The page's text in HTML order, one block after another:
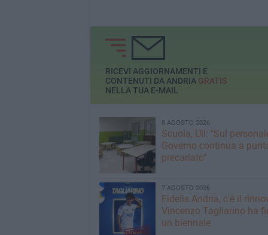
RICEVI AGGIORNAMENTI E
CONTENUTI DA ANDRIA GRATIS
NELLA TUA E-MAIL
8 AGOSTO 2026
Scuola, Uil: "Sul
Governo continua a
precariato"
7 AGOSTO 2026
Fidelis Andria, c'è il
Vincenzo Tagliarino ha
un biennale